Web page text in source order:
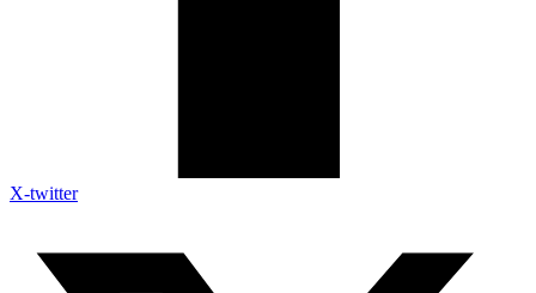
X-twitter